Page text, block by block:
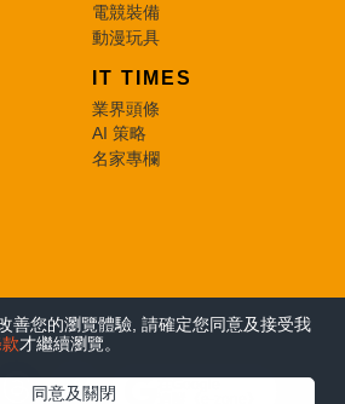
善您的瀏覽體驗, 請確定您同意及接受我
才繼續瀏覽。
同意及關閉
電競裝備
動漫玩具
IT TIMES
業界頭條
AI 策略
名家專欄
Reserved.